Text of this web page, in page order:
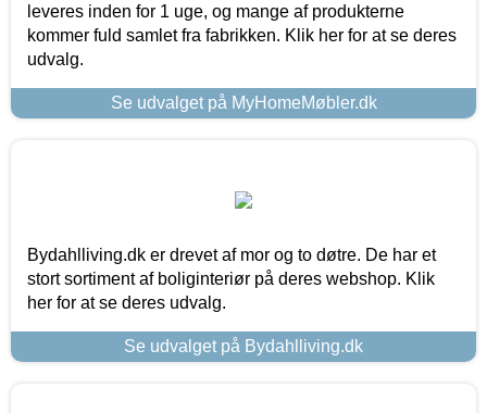
leveres inden for 1 uge, og mange af produkterne
kommer fuld samlet fra fabrikken. Klik her for at se deres
udvalg.
Se udvalget på MyHomeMøbler.dk
Bydahlliving.dk er drevet af mor og to døtre. De har et
stort sortiment af boliginteriør på deres webshop. Klik
her for at se deres udvalg.
Se udvalget på Bydahlliving.dk